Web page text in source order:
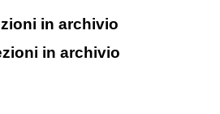
in archivio
in archivio